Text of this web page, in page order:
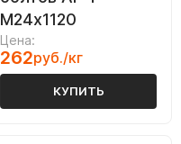
М24х1120
Цена:
262руб./кг
КУПИТЬ